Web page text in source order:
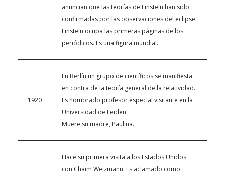
anuncian que las teorías de Einstein han sido
confirmadas por las observaciones del eclipse.
Einstein ocupa las primeras páginas de los
periódicos. Es una figura mundial.
1920
En Berlín un grupo de científicos se manifiesta
en contra de la teoría general de la relatividad.
Es nombrado profesor especial visitante en la
Universidad de Leiden.
Muere su madre, Paulina.
Hace su primera visita a los Estados Unidos
con Chaim Weizmann. Es aclamado como